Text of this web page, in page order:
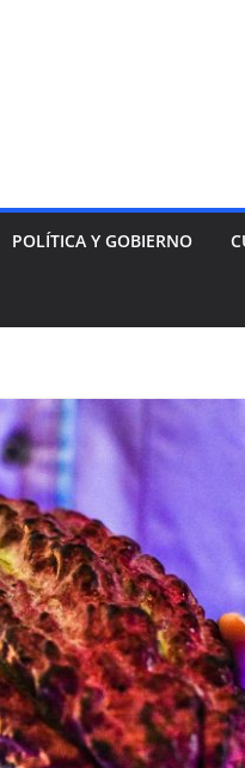
POLÍTICA Y GOBIERNO